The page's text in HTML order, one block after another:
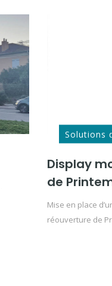
Solutions
Display
de
Mise en place
réouverture de